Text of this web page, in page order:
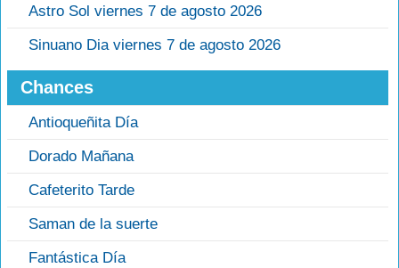
Astro Sol viernes 7 de agosto 2026
Sinuano Dia viernes 7 de agosto 2026
Chances
Antioqueñita Día
Dorado Mañana
Cafeterito Tarde
Saman de la suerte
Fantástica Día